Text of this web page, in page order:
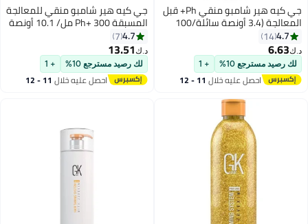
جي كيه هير شامبو منقي Ph+ قبل
المعالجة (3.4 أونصة سائلة/100
الشعر بعمق وإزالة
- مع فيتامينات الصبار
الطبيعية لجميع أنواع الشعر
والنساء
14
مسترجع 10% + 1
احصل عليه خلال 11 - 12
جي كيه هير شامبو منقي للمعالجة
المسبقة Ph+ 300 مل/ 10.1 أونصة
سائلة. أوقية. لتنظيف الشوائب
بعمق باستخدام الصبار والفيتامينات
والزيوت الطبيعية
4.7
7
13.51
لك رصيد مسترجع 10% + 1
احصل عليه خلال 11 - 12